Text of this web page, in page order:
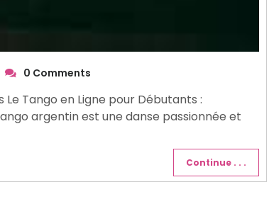
0 Comments
Tango en Ligne pour Débutants :
argentin est une danse passionnée et
Continue . . .